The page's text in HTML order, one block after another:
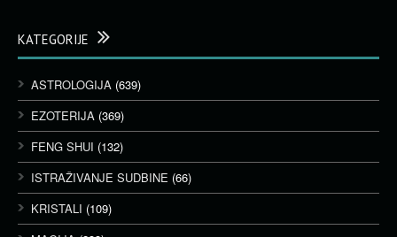
KATEGORIJE
ASTROLOGIJA (639)
EZOTERIJA (369)
FENG SHUI (132)
ISTRAŽIVANJE SUDBINE (66)
KRISTALI (109)